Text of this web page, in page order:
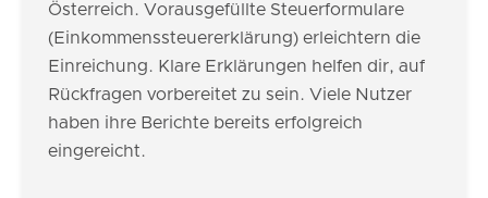
Österreich. Vorausgefüllte Steuerformulare
(Einkommenssteuererklärung) erleichtern die
Einreichung. Klare Erklärungen helfen dir, auf
Rückfragen vorbereitet zu sein. Viele Nutzer
haben ihre Berichte bereits erfolgreich
eingereicht.